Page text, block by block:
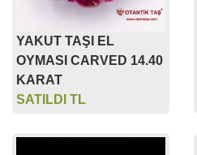
YAKUT TAŞI EL
OYMASI CARVED 14.40
KARAT
SATILDI TL